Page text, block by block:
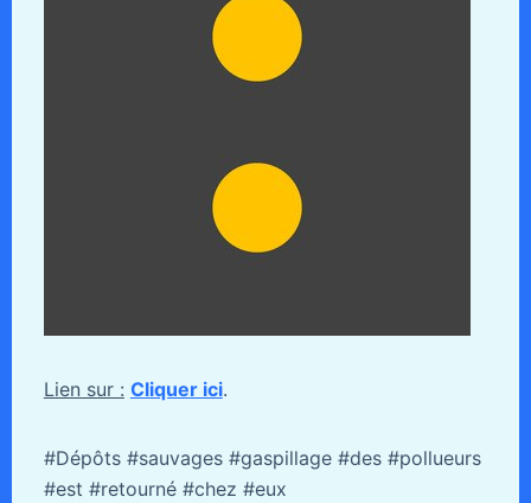
Lien sur : Cliquer ici.
#Dépôts #sauvages #gaspillage #des #pollueurs
#est #retourné #chez #eux